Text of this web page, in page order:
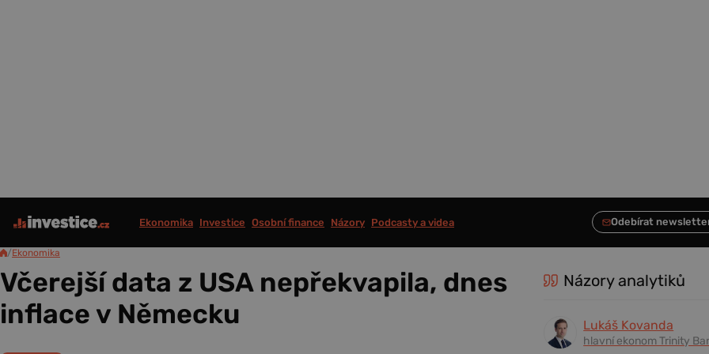
Ekonomika Investice Osobní finance Názory Podcasty a videa
/Ekonomika
Včerejší data z USA nepřekvapila, dnes
inflace v Německu
Názory analytiků
Lukáš Kovanda
hlavní ekonom Trinity